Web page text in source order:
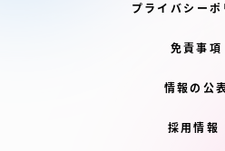
プライバシーポ
免責事項
情報の公
採用情報